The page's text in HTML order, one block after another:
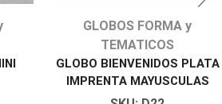
GLOBOS FORMA y
TEMATICOS
GLOBO BIENVENIDOS PLATA
IMPRENTA MAYUSCULAS